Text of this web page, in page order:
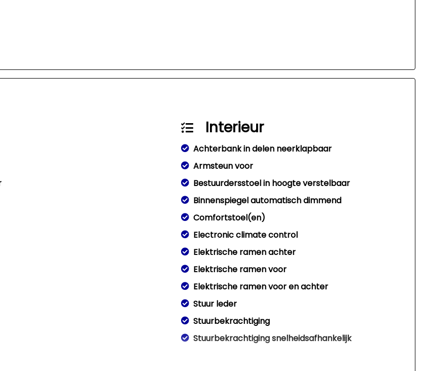
Interieur
Achterbank in delen neerklapbaar
Armsteun voor
Bestuurdersstoel in hoogte verstelbaar
Binnenspiegel automatisch dimmend
Comfortstoel(en)
Electronic climate control
Elektrische ramen achter
Elektrische ramen voor
Elektrische ramen voor en achter
Stuur leder
Stuurbekrachtiging
Stuurbekrachtiging snelheidsafhankelijk